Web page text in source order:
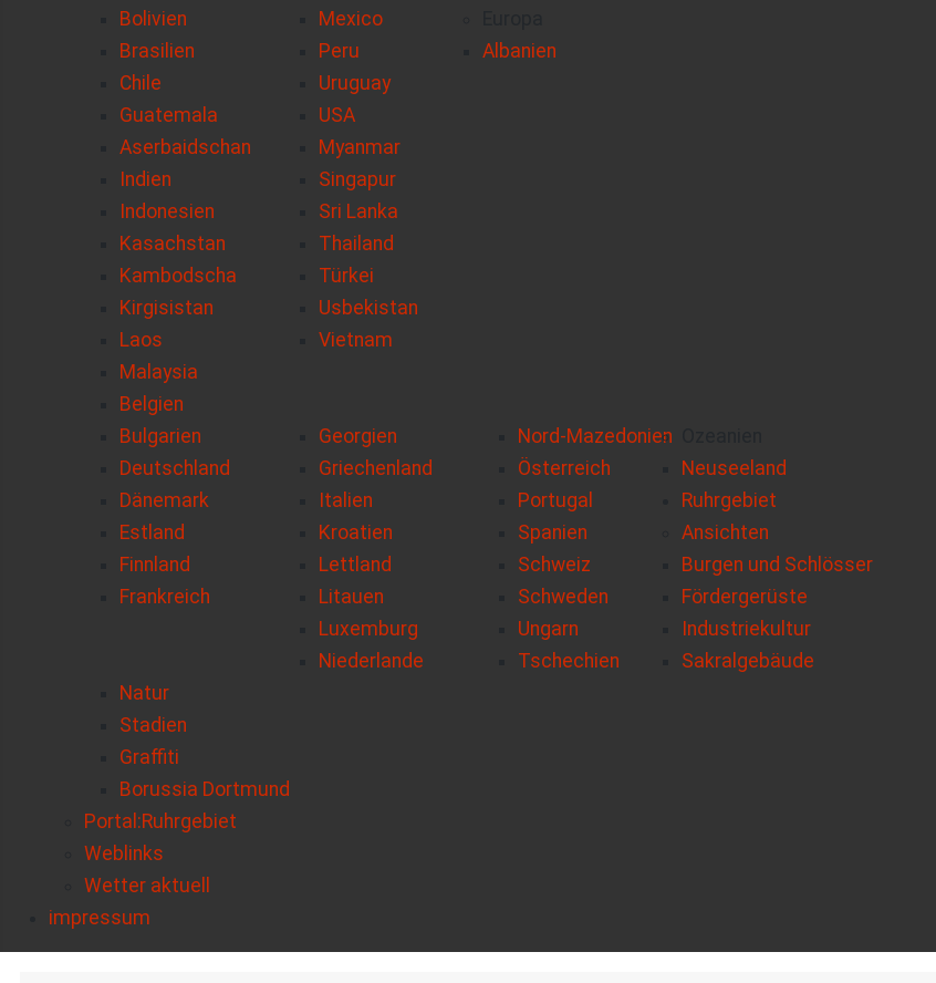
Bolivien
Brasilien
Chile
Guatemala
Mexico
Peru
Uruguay
USA
Aserbaidschan
Indien
Indonesien
Kasachstan
Kambodscha
Kirgisistan
Laos
Malaysia
Myanmar
Singapur
Sri Lanka
Thailand
Türkei
Usbekistan
Vietnam
Albanien
Belgien
Bulgarien
Deutschland
Dänemark
Estland
Finnland
Frankreich
Georgien
Griechenland
Italien
Kroatien
Lettland
Litauen
Luxemburg
Niederlande
Nord-Mazedonien
Österreich
Portugal
Spanien
Schweiz
Schweden
Ungarn
Tschechien
Neuseeland
Ruhrgebiet
Ansichten
Burgen und Schlösser
Fördergerüste
Industriekultur
Sakralgebäude
Natur
Stadien
Graffiti
Borussia Dortmund
Portal:Ruhrgebiet
Weblinks
Wetter aktuell
impressum